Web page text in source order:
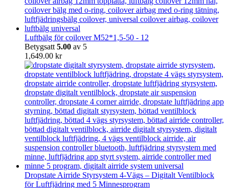
Luftbälg för coilover M52*1,5-50 - 12
Betygsatt 5.00 av 5
1,649.00 kr
Dropstate Airride Styrsystem 4-Vägs – Digitalt Ventilblock
för Luftfjädring med 5 Minnesprogram